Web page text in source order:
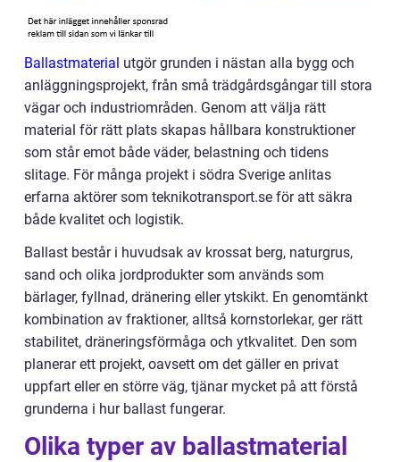
Ballastmaterial utgör grunden i nästan alla bygg och
anläggningsprojekt, från små trädgårdsgångar till stora
vägar och industriområden. Genom att välja rätt
material för rätt plats skapas hållbara konstruktioner
som står emot både väder, belastning och tidens
slitage. För många projekt i södra Sverige anlitas
erfarna aktörer som teknikotransport.se för att säkra
både kvalitet och logistik.
Ballast består i huvudsak av krossat berg, naturgrus,
sand och olika jordprodukter som används som
bärlager, fyllnad, dränering eller ytskikt. En genomtänkt
kombination av fraktioner, alltså kornstorlekar, ger rätt
stabilitet, dräneringsförmåga och ytkvalitet. Den som
planerar ett projekt, oavsett om det gäller en privat
uppfart eller en större väg, tjänar mycket på att förstå
grunderna i hur ballast fungerar.
Olika typer av ballastmaterial